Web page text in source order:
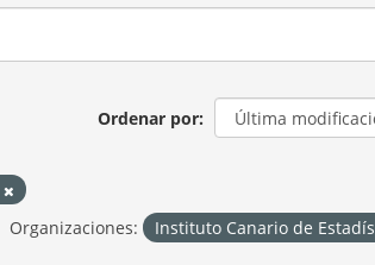
Ordenar por
Organizaciones: Instituto Canario de